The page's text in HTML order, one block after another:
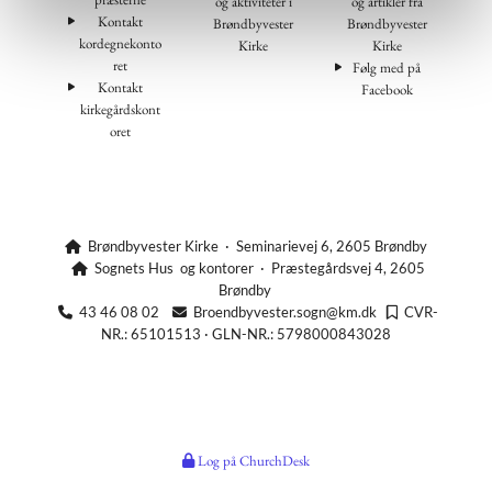
Kontakt
kordegnekonto
ret
Kontakt
kirkegårdskont
oret
Brøndbyvester
Kirke
Brøndbyvester
Kirke
Følg med på
Facebook
 Brøndbyvester Kirke · Seminarievej 6, 2605 Brøndby
Sognets Hus og kontorer · Præstegårdsvej 4, 2605
Brøndby
43 46 08 02 Broendbyvester.sogn@km.dk CVR-
NR.: 65101513 · GLN-NR.: 5798000843028
Log på ChurchDesk